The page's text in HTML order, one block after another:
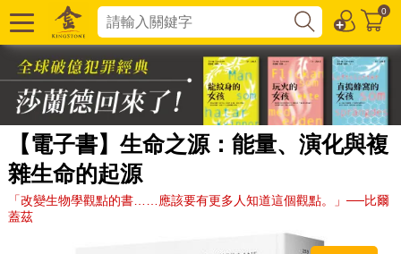
0
【電子書】生命之源：能量、演化與複
雜生命的起源
「改變生物學觀點的書……應該要有更多人知道這個觀點。」──比爾
蓋茲